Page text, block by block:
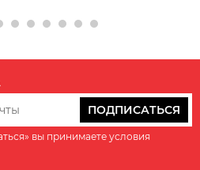
ПОДПИСАТЬСЯ
вы принимаете условия